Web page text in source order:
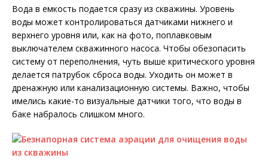
Вода в емкость подается сразу из скважины. Уровень
воды может контролироваться датчиками нижнего и
верхнего уровня или, как на фото, поплавковым
выключателем скважинного насоса. Чтобы обезопасить
систему от переполнения, чуть выше критического уровня
делается патрубок сброса воды. Уходить он может в
дренажную или канализационную системы. Важно, чтобы
имелись какие-то визуальные датчики того, что воды в
баке набралось слишком много.